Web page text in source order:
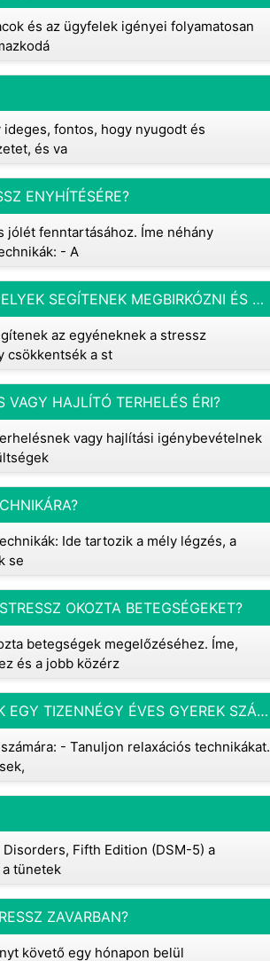
és az ügyfelek igényei folyamatosan
fontos, hogy nyugodt és
és va
ENYHÍTÉSÉRE?
jólét fenntartásához. Íme néhány
- A
A STRESSZKEZELÉSI KÉSZSÉGEK OLYAN TECHNIKÁK, AMELYEK SEGÍTENEK MEGBIRKÓZNI ÉS MEGELŐZNI VAGY CSÖKKENTENI A STRESSZVÁLASZ ÁLTAL OKOZOTT KÁROS HATÁSOKAT?
az egyéneknek a stressz
csökkentsék a st
VAGY HAJLÍTÓ TERHELÉS ÉRI?
vagy hajlítási igénybevételnek
Ide tartozik a mély légzés, a
se
OKOZTA BETEGSÉGEKET?
betegségek megelőzéséhez. Íme,
és a jobb közérz
MELYEK A JÓ STRESSZOLDÓ ÉS RELAXÁCIÓS TECHNIKÁK EGY TIZENNÉGY ÉVES GYEREK SZÁMÁRA, AKI MINDENÉRT AGGÓDIK?
- Tanuljon relaxációs technikákat.
Fifth Edition (DSM-5) a
tünetek
ZAVARBAN?
követő egy hónapon belül